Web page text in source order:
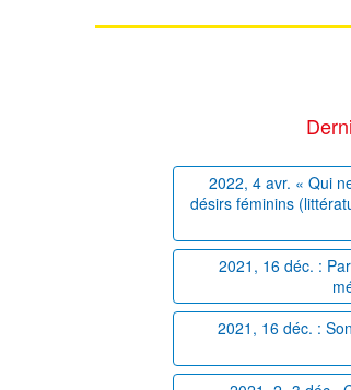
2022, 4 avr. « Qui
désirs féminins
2021, 16 déc. :
2021, 16 déc. :